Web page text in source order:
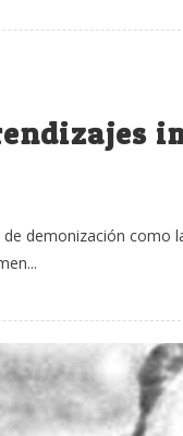
demonización como